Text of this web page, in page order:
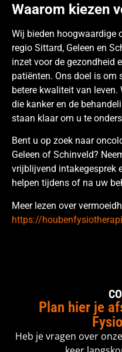
Waarom kiezen
Wij bieden hoogwaardige
regio Sittard, Geleen en
inzet voor de gezondheid
patiënten. Ons doel is om
betere kwaliteit van
die kanker en de
staan klaar om u te
Bent u op zoek naar
Geleen of Schinveld?
vrijblijvend intakegesprek
helpen tijdens of na uw
Meer lezen over
https://
Plan hier je
Heb je vragen over